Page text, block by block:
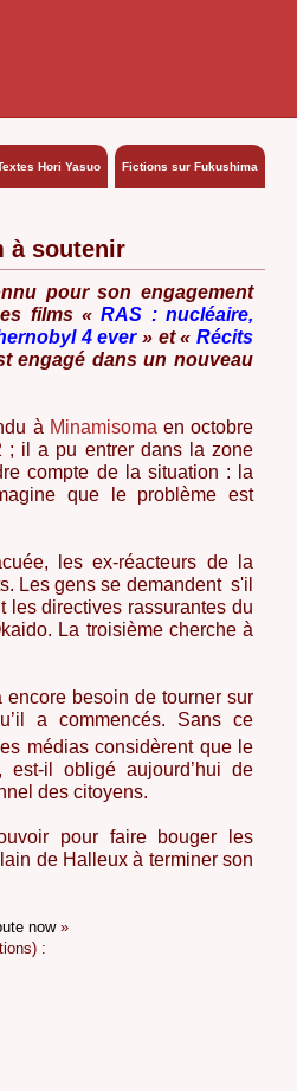
Hori Yasuo Fictions sur Fukushima
à soutenir
pour son engagement
films «RAS : nucléaire,
4 ever» et «Récits
engagé dans un nouveau
à Minamisoma en octobre
; il a pu entrer dans la zone
compte de la situation : la
que le problème est
les ex-réacteurs de la
Les gens se demandent s'il
les directives rassurantes du
La troisième cherche à
besoin de tourner sur
a commencés. Sans ce
médias considèrent que le
il obligé aujourd’hui de
des citoyens.
pour faire bouger les
de Halleux à terminer son
now»
: